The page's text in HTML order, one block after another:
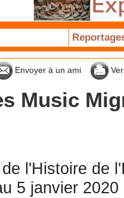
Envoyer à un ami
Music
l'Histoire de
5 janvier 2020